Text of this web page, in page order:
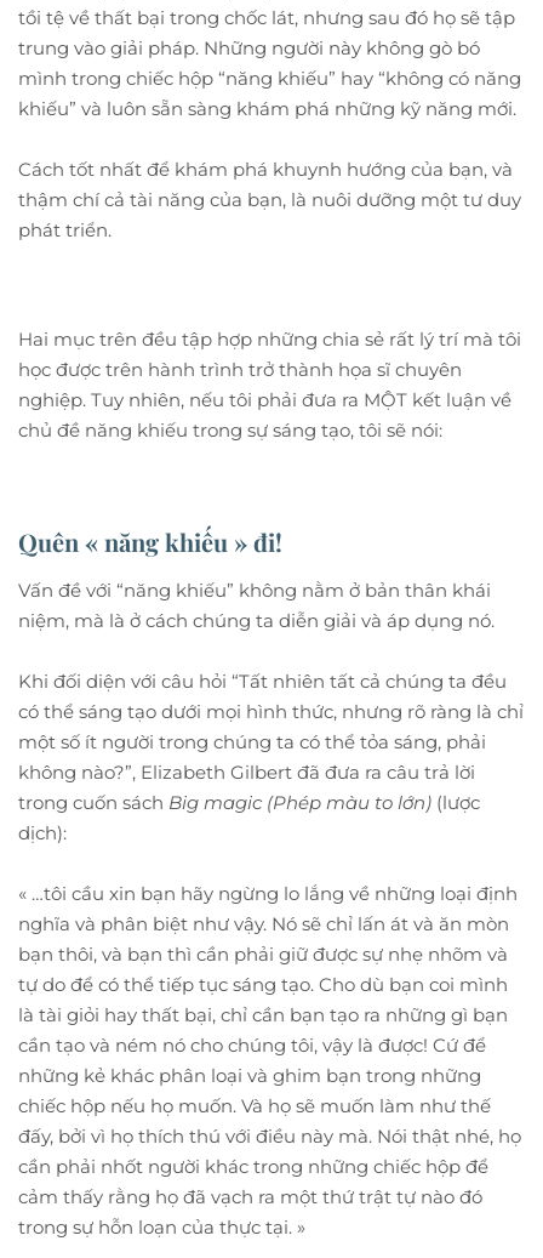
tồi tệ về thất bại trong chốc lát, nhưng sau đó họ sẽ tập
trung vào giải pháp. Những người này không gò bó
mình trong chiếc hộp “năng khiếu” hay “không có năng
khiếu” và luôn sẵn sàng khám phá những kỹ năng mới.
Cách tốt nhất để khám phá khuynh hướng của bạn, và
thậm chí cả tài năng của bạn, là nuôi dưỡng một tư duy
phát triển.
Hai mục trên đều tập hợp những chia sẻ rất lý trí mà tôi
học được trên hành trình trở thành họa sĩ chuyên
nghiệp. Tuy nhiên, nếu tôi phải đưa ra MỘT kết luận về
chủ đề năng khiếu trong sự sáng tạo, tôi sẽ nói:
Quên « năng khiếu » đi!
Vấn đề với “năng khiếu” không nằm ở bản thân khái
niệm, mà là ở cách chúng ta diễn giải và áp dụng nó.
Khi đối diện với câu hỏi “Tất nhiên tất cả chúng ta đều
có thể sáng tạo dưới mọi hình thức, nhưng rõ ràng là chỉ
một số ít người trong chúng ta có thể tỏa sáng, phải
không nào?”, Elizabeth Gilbert đã đưa ra câu trả lời
trong cuốn sách Big magic (Phép màu to lớn) (lược
dịch):
« …tôi cầu xin bạn hãy ngừng lo lắng về những loại định
nghĩa và phân biệt như vậy. Nó sẽ chỉ lấn át và ăn mòn
bạn thôi, và bạn thì cần phải giữ được sự nhẹ nhõm và
tự do để có thể tiếp tục sáng tạo. Cho dù bạn coi mình
là tài giỏi hay thất bại, chỉ cần bạn tạo ra những gì bạn
cần tạo và ném nó cho chúng tôi, vậy là được! Cứ để
những kẻ khác phân loại và ghim bạn trong những
chiếc hộp nếu họ muốn. Và họ sẽ muốn làm như thế
đấy, bởi vì họ thích thú với điều này mà. Nói thật nhé, họ
cần phải nhốt người khác trong những chiếc hộp để
cảm thấy rằng họ đã vạch ra một thứ trật tự nào đó
trong sự hỗn loạn của thực tại. »